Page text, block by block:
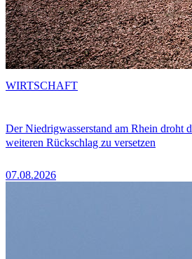
Der Niedrigwasserstand am Rhein droht
weiteren Rückschlag zu versetzen
07.08.2026
WIRTSCHAFT